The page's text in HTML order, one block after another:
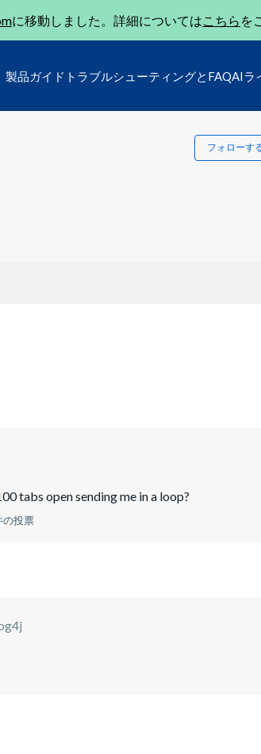
に移動しました。詳細についてはこちら を
製品ガイド トラブルシューティングとFAQAIラ
フォローす
tabs open sending me in a loop?
の投票